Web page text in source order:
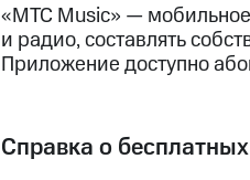
«МТС Music» — мобильное
и радио, составлять
Приложение доступно
Справка о